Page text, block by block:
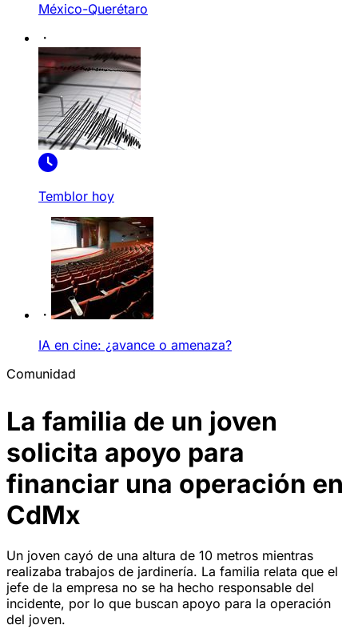
México-Querétaro
Temblor hoy
IA en cine: ¿avance o amenaza?
Comunidad
La familia de un joven
solicita apoyo para
financiar una operación en
CdMx
Un joven cayó de una altura de 10 metros mientras
realizaba trabajos de jardinería. La familia relata que el
jefe de la empresa no se ha hecho responsable del
incidente, por lo que buscan apoyo para la operación
del joven.